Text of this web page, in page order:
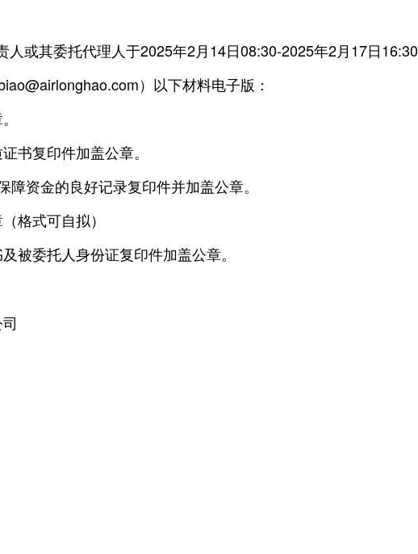
其委托代理人于2025年2月14日08:30-2025年2月17日16:30
）以下材料电子版：
复印件加盖公章。
资金的良好记录复印件并加盖公章。
格式可自拟）
委托人身份证复印件加盖公章。
浩航空有
年02月